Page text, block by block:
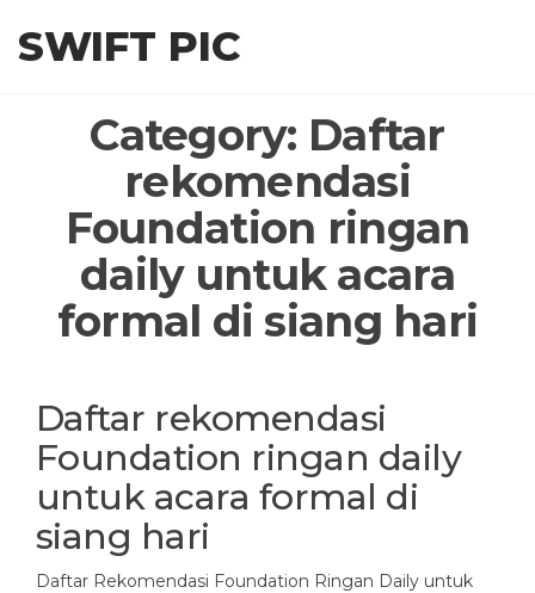
SWIFT PIC
Category: Daftar
rekomendasi
Foundation ringan
daily untuk acara
formal di siang hari
Daftar rekomendasi
Foundation ringan daily
untuk acara formal di
siang hari
Daftar Rekomendasi Foundation Ringan Daily untuk